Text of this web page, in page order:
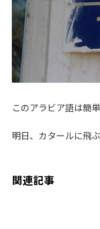
このアラビア語は簡単
明日、カタールに飛ぶ
関連記事